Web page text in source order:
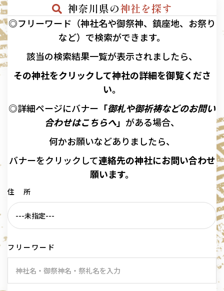
神奈川県の神社を探す
◎フリーワード（神社名や御祭神、鎮座地、お祭り
など）で検索ができます。
該当の検索結果一覧が表示されましたら、
その神社をクリックして神社の詳細を御覧くださ
い。
◎詳細ページにバナー 「御札や御祈祷などのお問い
合わせはこちらへ」 がある場合、
何かお願いなどありましたら、
バナーをクリックして連絡先の神社にお問い合わせ
願います。
住 所
フリーワード